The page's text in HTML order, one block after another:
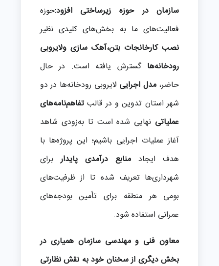
سازمان در حوزه زیرساختی افزود:حوزه
فعالیت‌های ما به بخش‌های کلیدی نظیر
نصب کارخانجات بتن،آهک سازی ولایروبی
رودخانه‌هاگسترش یافته است. در حال
حاضر،مدل اجرایی لایروبی رودخانه‌ها در دو
شهر استان تدوین و در قالبتفاهم‌نامه‌های
عملیاتی نهایی شده است تا به‌زودی شاهد
آغاز عملیات اجرایی باشیم؛ این پروژه‌ها با
هدف ایجاد منابع درآمدی پایداربرای
شهرداری‌ها تعریف شده تا از ظرفیت‌های
بومی هر منطقه برای تأمین بودجه‌های
عمرانی استفاده شود.
معاون فنی و مهندسی سازمان همیاری در
بخش دیگری از سخنان خود به نقش نظارتی